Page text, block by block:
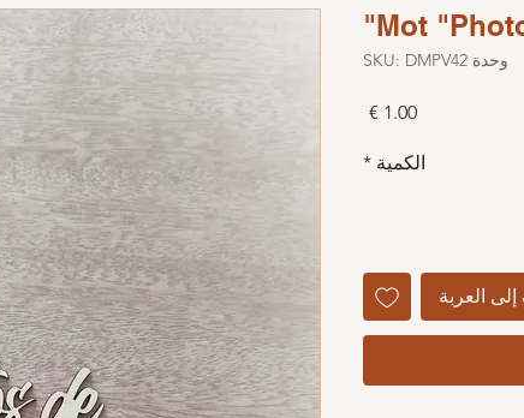
Mot
وحدة SKU: DMPV42
السعر
الكمية *
العربة